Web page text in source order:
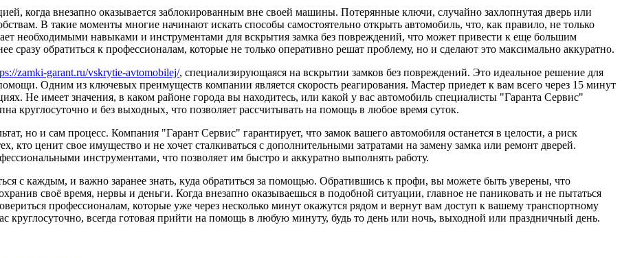
когда внезапно оказывается заблокированным вне своей машины. Потерянные ключи, случайно захлопнутая дверь или
В такие моменты многие начинают искать способы самостоятельно открыть автомобиль, что, как правило, не только
необходимыми навыками и инструментами для вскрытия замка без повреждений, что может привести к еще большим
сразу обратиться к профессионалам, которые не только оперативно решат проблему, но и сделают это максимально аккуратно.
zamki-garant.ru/vskrytie-avtomobilej/, специализирующаяся на вскрытии замков без повреждений. Это идеальное решение для
Одним из ключевых преимуществ компании является скорость реагирования. Мастер приедет к вам всего через 15 минут
Не имеет значения, в каком районе города вы находитесь, или какой у вас автомобиль специалисты "Гаранта Сервис"
круглосуточно и без выходных, что позволяет рассчитывать на помощь в любое время суток.
но и сам процесс. Компания "Гарант Сервис" гарантирует, что замок вашего автомобиля останется в целости, а риск
кто ценит свое имущество и не хочет сталкиваться с дополнительными затратами на замену замка или ремонт дверей.
инструментами, что позволяет им быстро и аккуратно выполнять работу.
с каждым, и важно заранее знать, куда обратиться за помощью. Обратившись к профи, вы можете быть уверены, что
своё время, нервы и деньги. Когда внезапно оказываешься в подобной ситуации, главное не паниковать и не пытаться
профессионалам, которые уже через несколько минут окажутся рядом и вернут вам доступ к вашему транспортному
круглосуточно, всегда готовая прийти на помощь в любую минуту, будь то день или ночь, выходной или праздничный день.